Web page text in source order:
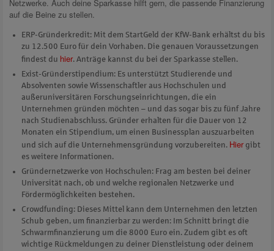
Netzwerke. Auch deine Sparkasse hilft gern, die passende Finanzierung
auf die Beine zu stellen.
ERP-Gründerkredit: Mit dem StartGeld der KfW-Bank erhältst du bis
zu 12.500 Euro für dein Vorhaben. Die genauen Voraussetzungen
findest du hier. Anträge kannst du bei der Sparkasse stellen.
Exist-Gründerstipendium: Es unterstützt Studierende und
Absolventen sowie Wissenschaftler aus Hochschulen und
außeruniversitären Forschungseinrichtungen, die ein
Unternehmen gründen möchten – und das sogar bis zu fünf Jahre
nach Studienabschluss. Gründer erhalten für die Dauer von 12
Monaten ein Stipendium, um einen Businessplan auszuarbeiten
und sich auf die Unternehmensgründung vorzubereiten. Hier gibt
es weitere Informationen.
Gründernetzwerke von Hochschulen: Frag am besten bei deiner
Universität nach, ob und welche regionalen Netzwerke und
Fördermöglichkeiten bestehen.
Crowdfunding: Dieses Mittel kann dem Unternehmen den letzten
Schub geben, um finanzierbar zu werden: Im Schnitt bringt die
Schwarmfinanzierung um die 8000 Euro ein. Zudem gibt es oft
wichtige Rückmeldungen zu deiner Dienstleistung oder deinem